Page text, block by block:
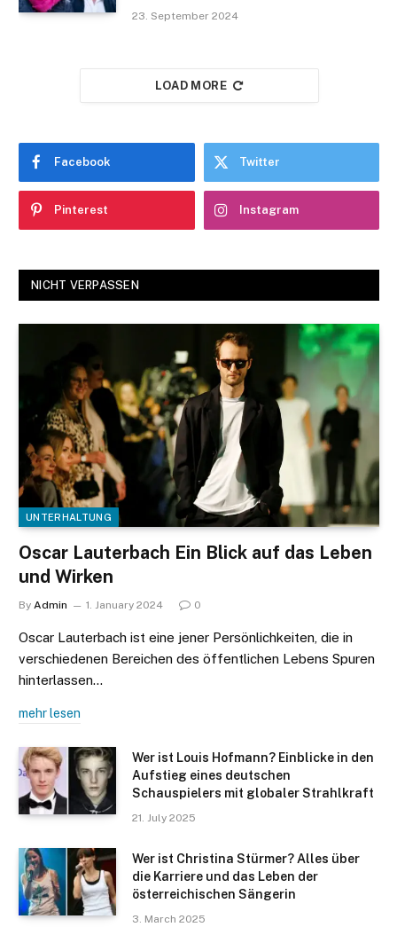
23. September 2024
LOAD MORE
Facebook Twitter
Pinterest Instagram
NICHT VERPASSEN
UNTERHALTUNG
Oscar Lauterbach Ein Blick auf das Leben
und Wirken
By Admin 1. January 2024 0
Oscar Lauterbach ist eine jener Persönlichkeiten, die in
verschiedenen Bereichen des öffentlichen Lebens Spuren
hinterlassen…
mehr lesen
Wer ist Louis Hofmann? Einblicke in den
Aufstieg eines deutschen
Schauspielers mit globaler Strahlkraft
21. July 2025
Wer ist Christina Stürmer? Alles über
die Karriere und das Leben der
österreichischen Sängerin
3. March 2025